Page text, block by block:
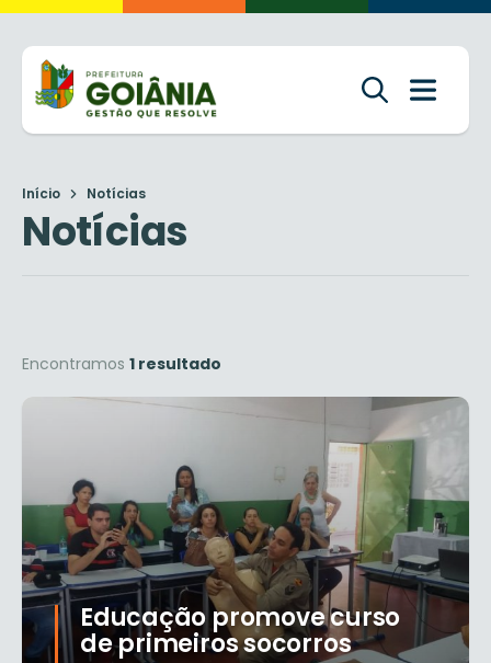
Início Notícias
Notícias
Encontramos 1 resultado
Educação promove curso
de primeiros socorros